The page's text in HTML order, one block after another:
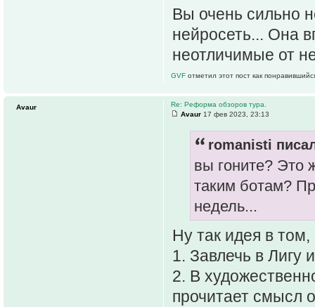
Вы очень сильно
нейросеть... Она
неотличимые от
GVF отметил этот пост как
Re: Реформа обзоров тура.
Avaur 17 фев 2023, 23:13
romanisti
вы гоните? Это
таким ботам?
недель...
Ну так идея в
1. Завлечь в Лигу
2. В
прочитает смысл
Avaur